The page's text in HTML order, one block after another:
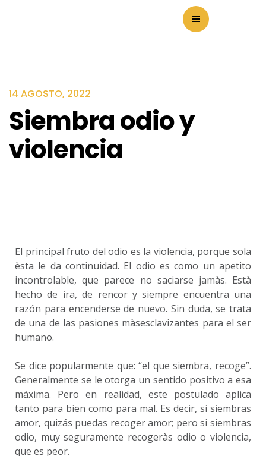
14 AGOSTO, 2022
Siembra odio y
violencia
El principal fruto del odio es la violencia, porque sola
èsta le da continuidad. El odio es como un apetito
incontrolable, que parece no saciarse jamàs. Està
hecho de ira, de rencor y siempre encuentra una
razón para encenderse de nuevo. Sin duda, se trata
de una de las pasiones màsesclavizantes para el ser
humano.
Se dice popularmente que: “el que siembra, recoge”.
Generalmente se le otorga un sentido positivo a esa
máxima. Pero en realidad, este postulado aplica
tanto para bien como para mal. Es decir, si siembras
amor, quizás puedas recoger amor; pero si siembras
odio, muy seguramente recogeràs odio o violencia,
que es peor.